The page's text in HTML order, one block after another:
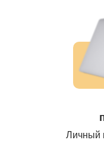
Личный